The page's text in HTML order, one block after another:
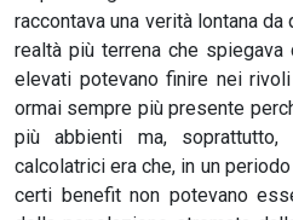
raccontava una verità lontana
realtà più terrena che
elevati potevano finire nei
ormai sempre più presente
più abbienti ma,
calcolatrici era che, in un
certi benefit non potevano